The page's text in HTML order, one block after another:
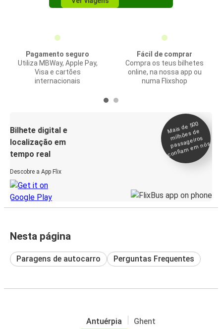
Pagamento seguro
Utiliza MBWay, Apple Pay,
Visa e cartões
internacionais
Fácil de comprar
Compra os teus bilhetes
online, na nossa app ou
numa Flixshop
Bilhete digital e
localização em
tempo real
Descobre a App Flix
Mais de 500
milhões de
passageiros
confia
m e
m nós
Nesta página
Paragens de autocarro Perguntas Frequentes
Antuérpia Ghent